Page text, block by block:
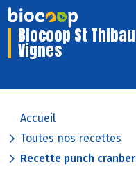
Biocoop St
Vignes
Accueil
Toutes nos recettes
Recette punch